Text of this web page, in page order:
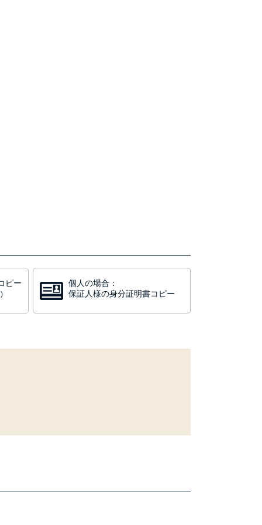
ピー
個人の場合：
保証人様の身分証明書コピー